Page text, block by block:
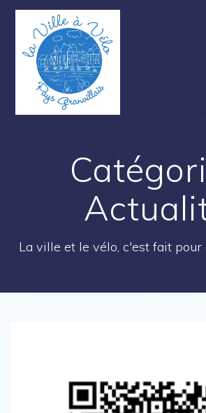
La ville et le vélo, c'est fait pour